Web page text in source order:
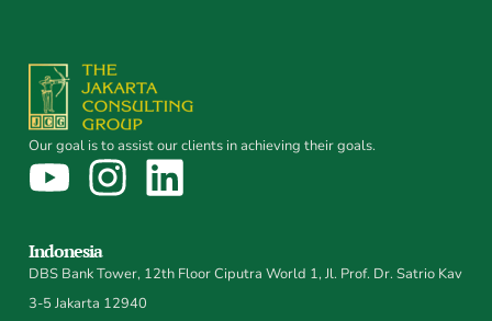
Our goal is to assist our clients in achieving their goals.
Indonesia
DBS Bank Tower, 12th Floor Ciputra World 1, Jl. Prof. Dr. Satrio Kav
3-5 Jakarta 12940